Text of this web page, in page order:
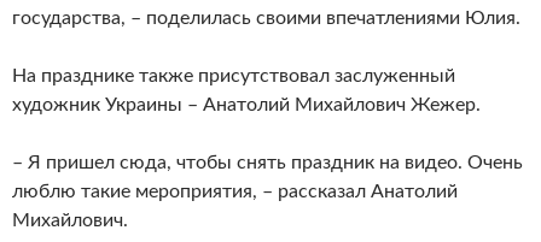
государства, – поделилась своими впечатлениями Юлия.
На празднике также присутствовал заслуженный
художник Украины – Анатолий Михайлович Жежер.
– Я пришел сюда, чтобы снять праздник на видео. Очень
люблю такие мероприятия, – рассказал Анатолий
Михайлович.